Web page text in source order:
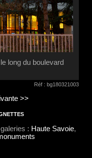
long du boulevard
Réf : bg180321003
>>
: Haute Savoie,